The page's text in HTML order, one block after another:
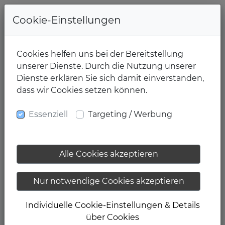
Cookie-Einstellungen
Cookies helfen uns bei der Bereitstellung
unserer Dienste. Durch die Nutzung unserer
Dienste erklären Sie sich damit einverstanden,
dass wir Cookies setzen können.
Essenziell Targeting / Werbung
Alle Cookies akzeptieren
Nur notwendige Cookies akzeptieren
Individuelle Cookie-Einstellungen & Details
über Cookies